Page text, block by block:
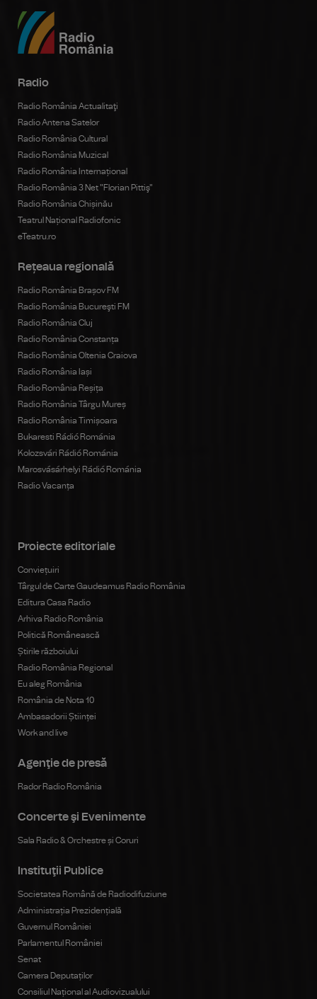
Radio
Radio România Actualitaţi
Radio Antena Satelor
Radio România Cultural
Radio România Muzical
Radio România Internațional
Radio România 3 Net "Florian Pittiş"
Radio România Chișinău
Teatrul Național Radiofonic
eTeatru.ro
Rețeaua regională
Radio România Brașov FM
Radio România Bucureşti FM
Radio România Cluj
Radio România Constanța
Radio România Oltenia Craiova
Radio România Iași
Radio România Reșița
Radio România Târgu Mureș
Radio România Timișoara
Bukaresti Rádió Románia
Kolozsvári Rádió Románia
Marosvásárhelyi Rádió Románia
Radio Vacanța
Proiecte editoriale
Conviețuiri
Târgul de Carte Gaudeamus Radio România
Editura Casa Radio
Arhiva Radio România
Politică Românească
Știrile războiului
Radio România Regional
Eu aleg România
România de Nota 10
Ambasadorii Științei
Work and live
Agenţie de presă
Rador Radio România
Concerte şi Evenimente
Sala Radio & Orchestre și Coruri
Instituţii Publice
Societatea Română de Radiodifuziune
Administrația Prezidențială
Guvernul României
Parlamentul României
Senat
Camera Deputaților
Consiliul Național al Audiovizualului